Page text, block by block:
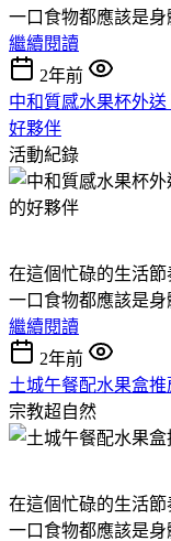
一口食物都應該是
繼續閱讀
2年前
中和質感水果杯外
好夥伴
活動紀錄
在這個忙碌的生活
一口食物都應該是
繼續閱讀
2年前
土城午餐配水果盒
宗教超自然
在這個忙碌的生活
一口食物都應該是